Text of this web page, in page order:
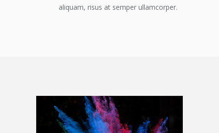
aliquam, risus at semper ullamcorper.